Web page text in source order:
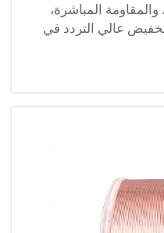
والمقاومة المباشرة،
عالي التردد في
مقابل الصلبة. يسبب
التردد بالقرب من سطح